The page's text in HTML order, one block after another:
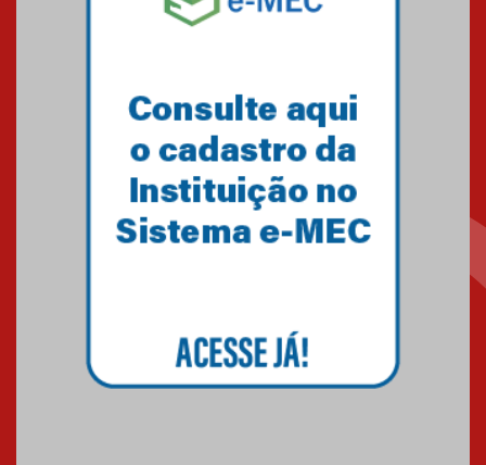
Como o Colégio Mackenzie
Brasília prepara seus
Como os pais podem investir
na educação dos filhos além da
escola
docentes para debater
inovação e desafios da
educação superior
04.08.2026